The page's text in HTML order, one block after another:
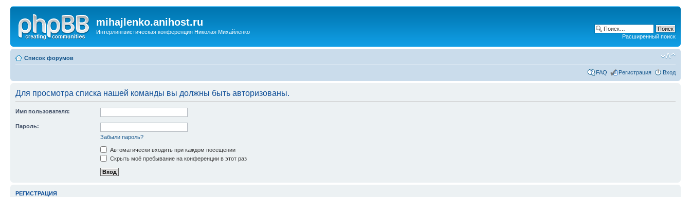
mihajlenko.anihost.ru
Интерлингвистическая конференция Николая Михайленко
Расширенный поиск
Список форумов
FAQ Регистрация Вход
Для просмотра списка нашей команды вы должны быть авторизованы.
Имя пользователя:
Пароль:
Забыли пароль?
Автоматически входить при каждом посещении
Скрыть моё пребывание на конференции в этот раз
РЕГИСТРАЦИЯ